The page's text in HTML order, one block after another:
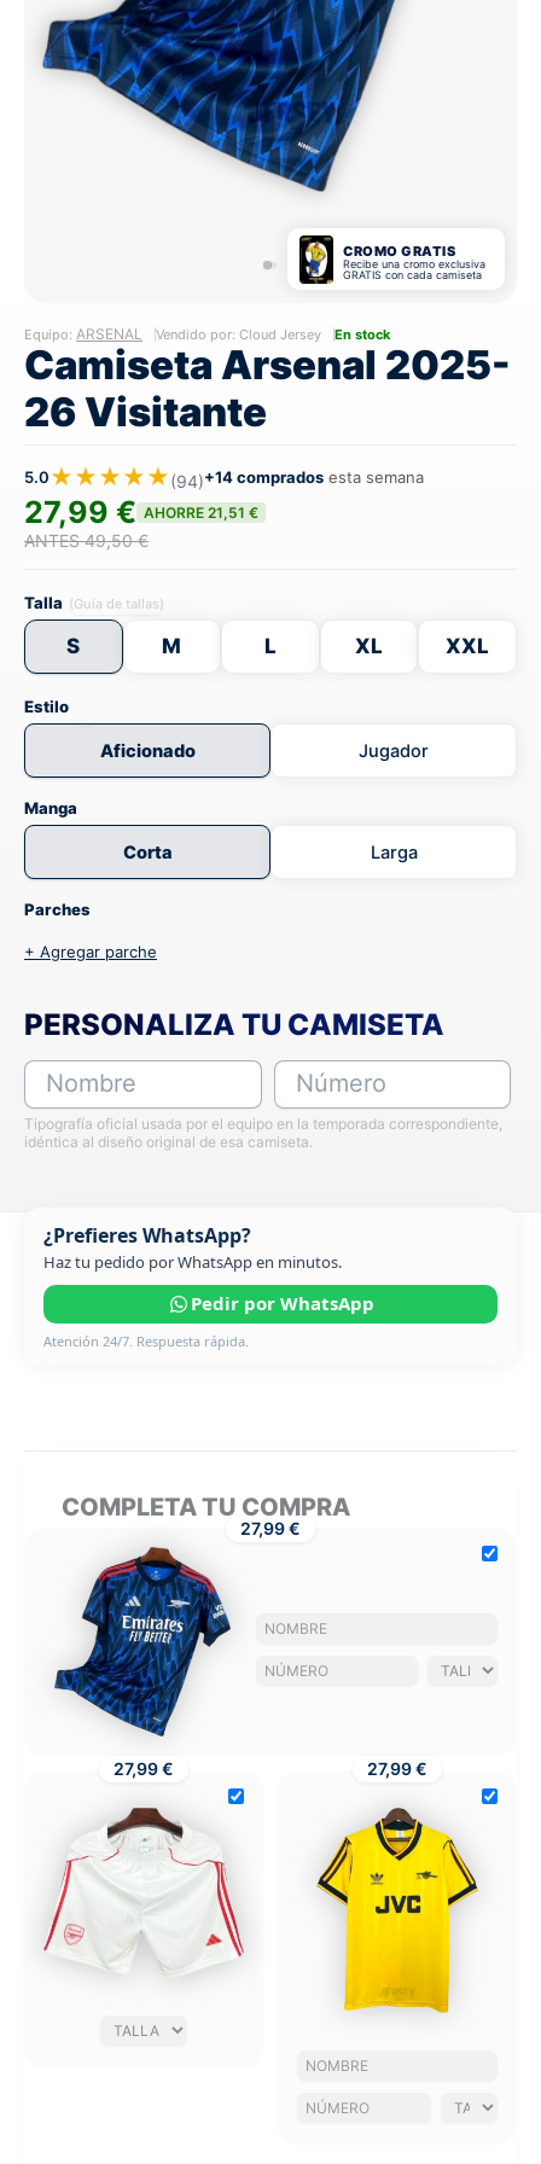
CROMO GRATIS
Recibe una cromo exclusiva
GRATIS con cada camiseta
Equipo: ARSENAL Vendido por: Cloud Jersey En stock
Camiseta Arsenal 2025-
26 Visitante
5.0★★★★★(94)+14 comprados esta semana
27,99 € AHORRE 21,51 €
ANTES 49,50 €
Talla (Guía de tallas)
S M L XL XXL
Estilo
Aficionado Jugador
Manga
Corta Larga
Parches
+ Agregar parche
PERSONALIZA TU CAMISETA
Nombre Número
Tipografía oficial usada por el equipo en la temporada correspondiente,
idéntica al diseño original de esa camiseta.
¿Prefieres WhatsApp?
Haz tu pedido por WhatsApp en minutos.
Pedir por WhatsApp
Atención 24/7. Respuesta rápida.
COMPLETA TU COMPRA
27,99 €
27,99 € 27,99 €